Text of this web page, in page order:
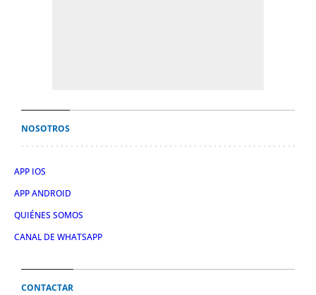
NOSOTROS
APP IOS
APP ANDROID
QUIÉNES SOMOS
CANAL DE WHATSAPP
CONTACTAR